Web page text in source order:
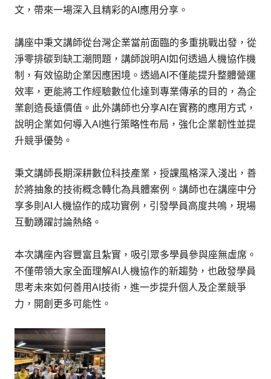
文，帶來一場深入且精彩的AI應用分享。
講座中秉文講師從台灣企業當前面臨的多重挑戰出發，從
淨零排碳到缺工潮問題，講師說明AI如何透過人機協作機
制，有效協助企業因應困境。透過AI不僅能提升整體營運
效率，更能將工作經驗數位化達到專業傳承的目的，為企
業創造長遠價值。此外講師也分享AI在實務的應用方式，
說明企業如何導入AI進行策略性布局，強化企業韌性並提
升競爭優勢。
秉文講師長期深耕數位科技產業，授課風格深入淺出，善
於將抽象的技術概念轉化為具體案例。講師也在講座中分
享多則AI人機協作的成功實例，引發學員高度共鳴，現場
互動踴躍討論熱絡。
本次講座內容豐富且紮實，吸引眾多學員參與座無虛席。
不僅帶領大家全面理解AI人機協作的新趨勢，也啟發學員
思考未來如何善用AI技術，進一步提升個人及企業競爭
力，開創更多可能性。